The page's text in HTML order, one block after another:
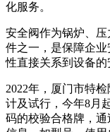
化服务。
安全阀作为锅炉、
件之一，是保障企
性直接关系到设备的
2022年，厦门市特
计及试行，今年8月
码的校验合格牌，